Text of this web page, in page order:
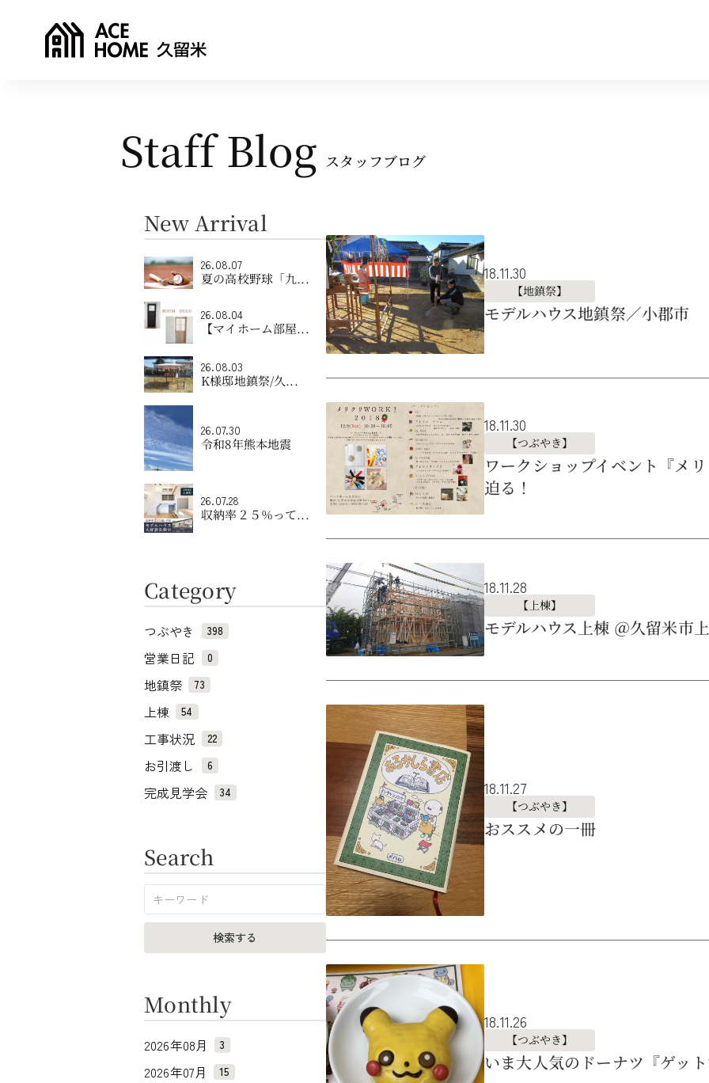
Staff Blog スタッフブログ
18.11.30
【地鎮祭】
モデルハウス地鎮祭／小郡市
18.11.30
【つぶやき】
ワークショップイベント『メ
迫る！
18.11.28
【上棟】
モデルハウス上棟 ＠久留米市
18.11.27
【つぶやき】
おススメの一冊
18.11.26
【つぶやき】
いま大人気のドーナツ『ゲッ
New Arrival
26.08.07
夏の高校野球「九...
26.08.04
【マイホーム部屋...
26.08.03
K様邸地鎮祭/久...
26.07.30
令和8年熊本地震
26.07.28
収納率２５％って...
Category
つぶやき 398
営業日記 0
地鎮祭 73
上棟 54
工事状況 22
お引渡し 6
完成見学会 34
Search
Monthly
2026年08月 3
2026年07月 15